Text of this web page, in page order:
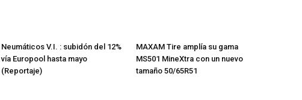
Neumáticos V.I. : subidón del 12%
vía Europool hasta mayo
(Reportaje)
MAXAM Tire amplía su gama
MS501 MineXtra con un nuevo
tamaño 50/65R51